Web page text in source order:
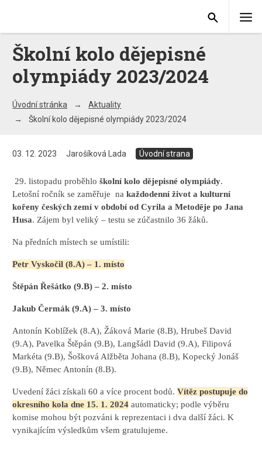
Školní kolo dějepisné
olympiády 2023/2024
Úvodní stránka
Aktuality
Školní kolo dějepisné olympiády 2023/2024
03. 12. 2023 Jarošíková Lada Úvodní strana
29. listopadu proběhloškolní kolo dějepisné olympiády.
Letošní ročník se zaměřuje nakaždodenní život a kulturní
kořeny českých zemí v období od Cyrila a Metoděje po Jana
Husa. Zájem byl veliký – testu se zúčastnilo 36 žáků.
Na předních místech se umístili:
Petr Vyskočil (8.A) – 1. místo
Štěpán Řešátko (9.B) – 2. místo
Jakub Čermák (9.A) – 3. místo
Antonín Koblížek (8.A), Žáková Marie (8.B), Hrubeš David
(9.A), Pavelka Štěpán (9.B), Langšádl David (9.A), Filipová
Markéta (9.B), Šošková Alžběta Johana (8.B), Kopecký Jonáš
(9.B), Němec Antonín (8.B).
Uvedení žáci získali 60 a více procent bodů.Vítěz postupuje do
okresního kola dne 15. 1. 2024 automaticky; podle výběru
komise mohou být pozváni k reprezentaci i dva další žáci. K
vynikajícím výsledkům všem gratulujeme.